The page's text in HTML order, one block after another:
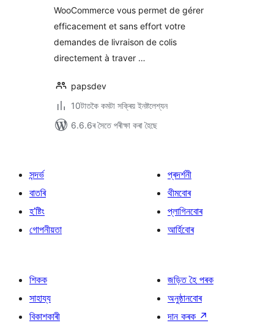
WooCommerce vous permet de gérer
efficacement et sans effort votre
demandes de livraison de colis
directement à traver …
papsdev
10টাতকৈ কমটা সক্ৰিয় ইনষ্টলেশ্যন
6.6.6ৰ সৈতে পৰীক্ষা কৰা হৈছে
সন্দৰ্ভ
বাতৰি
হ’ষ্টিং
গোপনীয়তা
প্ৰদৰ্শনী
থীমবোৰ
প্লাগিনবোৰ
আৰ্হিবোৰ
শিকক
সাহায্য
বিকাশকাৰী
জড়িত হৈ পৰক
অনুষ্ঠানবোৰ
দান কৰক ↗